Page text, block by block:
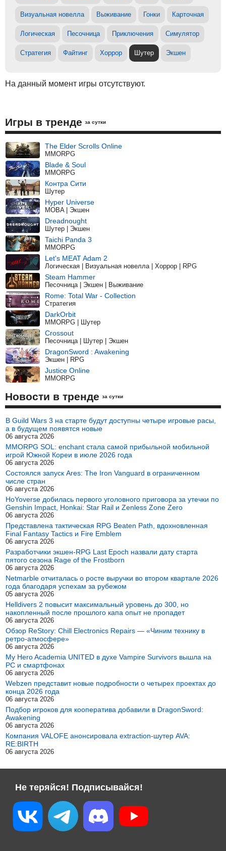
Визуальная новелла Выживание Гонки Карточная
Логическая Песочница Приключения Симулятор
Стратегия Файтинг Хоррор Шутер Экшен
На данный момент игры отсутствуют.
Игры в тренде за сутки
The Elder Scrolls Online
MMORPG
Blade & Soul
MMORPG
Контра Сити
Шутер
Hyper Universe
MOBA | Экшен
Dreadnought
Шутер | Экшен
Taichi Panda 3
MMORPG
Let's MEAT Adam 2
Логическая | Визуальная новелла | Хоррор | RPG
Steam Hammer
Песочница | Экшен | Выживание
Rome: Total War - Collection
Стратегия
DarkOrbit
MMORPG | Шутер
Crossout
Песочница | Шутер | Экшен
DragonSword : Awakening
Экшен | RPG
Justice Online
MMORPG
Новости в тренде за сутки
В Guild Wars 3 на старте будут доступны четыре игровые расы,
а в будущем появятся новые
06 августа 2026
MMORPG SOL: enchant стала самой прибыльной мобильной
игрой Южной Кореи в июле 2026 года
06 августа 2026
Состоялся запуск Ares: The Iron Vanguard в ограниченном
числе стран
06 августа 2026
HoYoverse добилась первого уголовного приговора за утечки по
Genshin Impact, Honkai: Star Rail и Zenless Zone Zero
06 августа 2026
Представлена тактическая RPG Beaten Path, вдохновленная
Final Fantasy Tactics и Fire Emblem
06 августа 2026
Разработчики экшен-RPG Last Epoch назвали дату старта
пятого сезона Rage of the Frostborn
06 августа 2026
Netmarble отчиталась о росте выручки во втором квартале 2026
года благодаря успехам за рубежом
05 августа 2026
Helldivers 2 повысит максимальный уровень до 300, но
накопленный после прошлого капа опыт не пропадет
06 августа 2026
Обзор ReStory: Chill Electronics Repairs — «Чиним технику в
ретро-атмосфере»
06 августа 2026
My Hero Academia UNITED в духе Vampire Survivors вышла на
PC и смартфонах
06 августа 2026
Webzen представит новые подробности о четырех проектах до
конца 2026 года
06 августа 2026
Подбор игроков для кооператива добавили в DragonSword:
Awakening
06 августа 2026
Компания VALOFE анонсировала extraction-шутер AVA:
RE:BIRTH
06 августа 2026
Не теряйся! Подписывайся!